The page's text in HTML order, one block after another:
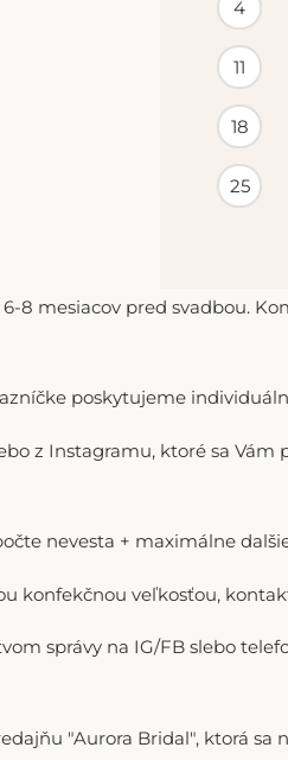
4
11
18
25
8 mesiacov pred svadbou.
poskytujeme
z Instagramu, ktoré sa Vám
nevesta + maximálne
konfekčnou veľkosťou,
správy na IG/FB slebo
"Aurora Bridal", ktorá